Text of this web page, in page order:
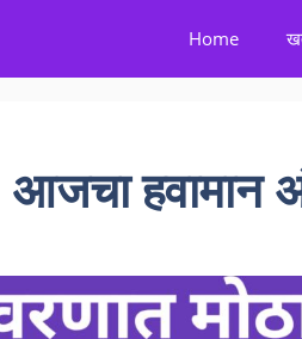
Home
हवामान